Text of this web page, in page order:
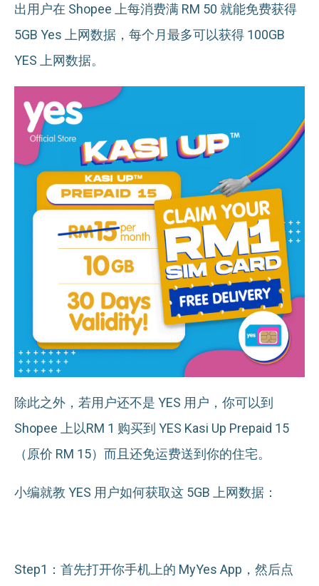
出用户在 Shopee 上每消费满 RM 50 就能免费获得
5GB Yes 上网数据，每个月最多可以获得 100GB
YES 上网数据。
除此之外，若用户还不是 YES 用户，你可以到
Shopee 上以RM 1 购买到 YES Kasi Up Prepaid 15
（原价 RM 15）而且还免运费送到你的住宅。
小编就教 YES 用户如何获取这 5GB 上网数据：
Step1：首先打开你手机上的 MyYes App，然后点